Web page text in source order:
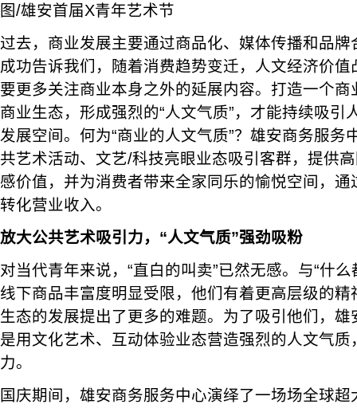
图/雄安首届X青年艺术节
过去，商业发展主要通过商品化、媒体传播和品
成功告诉我们，随着消费趋势变迁，人文经济价
要更多关注商业本身之外的延展内容。打造一个
商业生态，形成强烈的“人文气质”，才能持续吸引
发展空间。何为“商业的人文气质”？雄安商务服务
共艺术活动、文艺/科技亮眼业态吸引客群，提供
感价值，并为消费者带来全家同乐的愉悦空间，
转化营业收入。
放大公共艺术吸引力，“人文气质”强劲吸粉
对当代青年来说，“直白的叫卖”已然无感。与“什
线下商品丰富度明显受限，他们有着更高层级的
生态的发展提出了更多的难题。为了吸引他们，
是用文化艺术、互动体验业态营造强烈的人文气
力。
国庆期间，雄安商务服务中心演绎了一场场全球